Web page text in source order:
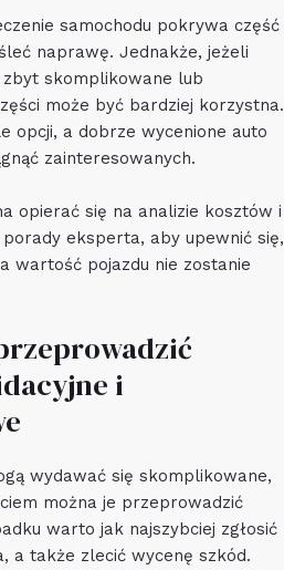
samochodu pokrywa część
naprawę. Jednakże, jeżeli
skomplikowane lub
może być bardziej korzystna.
opcji, a dobrze wycenione auto
zainteresowanych.
opierać się na analizie kosztów i
eksperta, aby upewnić się,
wartość pojazdu nie zostanie
i
wydawać się skomplikowane,
można je przeprowadzić
warto jak najszybciej zgłosić
a także zlecić wycenę szkód.